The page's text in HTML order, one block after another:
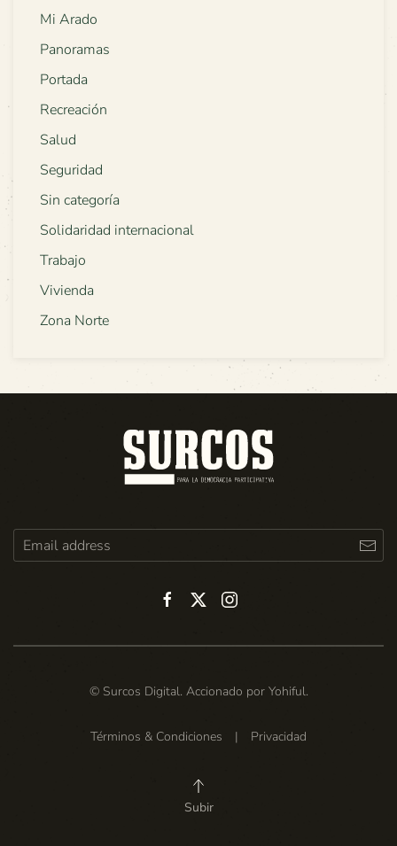
Mi Arado
Panoramas
Portada
Recreación
Salud
Seguridad
Sin categoría
Solidaridad internacional
Trabajo
Vivienda
Zona Norte
© Surcos Digital. Accionado por Yohiful.
Términos & Condiciones | Privacidad
Subir